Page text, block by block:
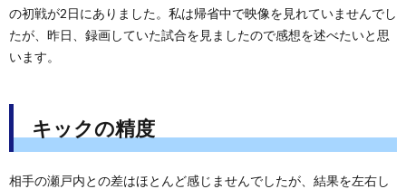
の初戦が2日にありました。私は帰省中で映像を見れていませんでし
たが、昨日、録画していた試合を見ましたので感想を述べたいと思
います。
キックの精度
相手の瀬戸内との差はほとんど感じませんでしたが、結果を左右し